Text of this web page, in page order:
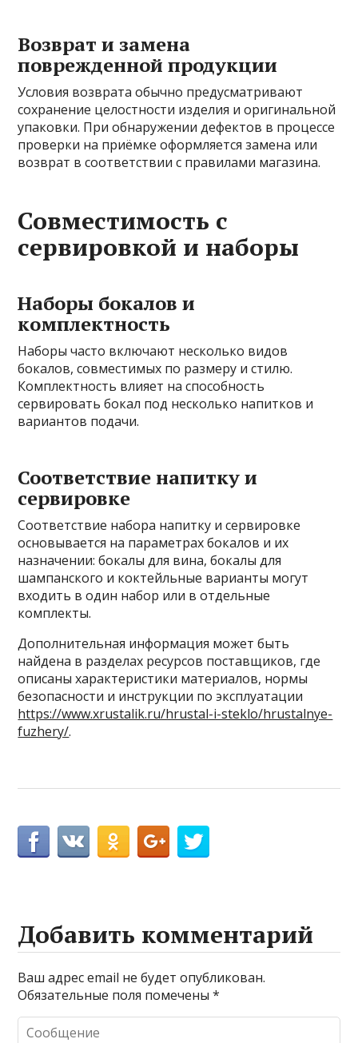
Возврат и замена
поврежденной продукции
Условия возврата обычно предусматривают
сохранение целостности изделия и оригинальной
упаковки. При обнаружении дефектов в процессе
проверки на приёмке оформляется замена или
возврат в соответствии с правилами магазина.
Совместимость с
сервировкой и наборы
Наборы бокалов и
комплектность
Наборы часто включают несколько видов
бокалов, совместимых по размеру и стилю.
Комплектность влияет на способность
сервировать бокал под несколько напитков и
вариантов подачи.
Соответствие напитку и
сервировке
Соответствие набора напитку и сервировке
основывается на параметрах бокалов и их
назначении: бокалы для вина, бокалы для
шампанского и коктейльные варианты могут
входить в один набор или в отдельные
комплекты.
Дополнительная информация может быть
найдена в разделах ресурсов поставщиков, где
описаны характеристики материалов, нормы
безопасности и инструкции по эксплуатации
https://www.xrustalik.ru/hrustal-i-steklo/hrustalnye-
fuzhery/.
Добавить комментарий
Ваш адрес email не будет опубликован.
Обязательные поля помечены*